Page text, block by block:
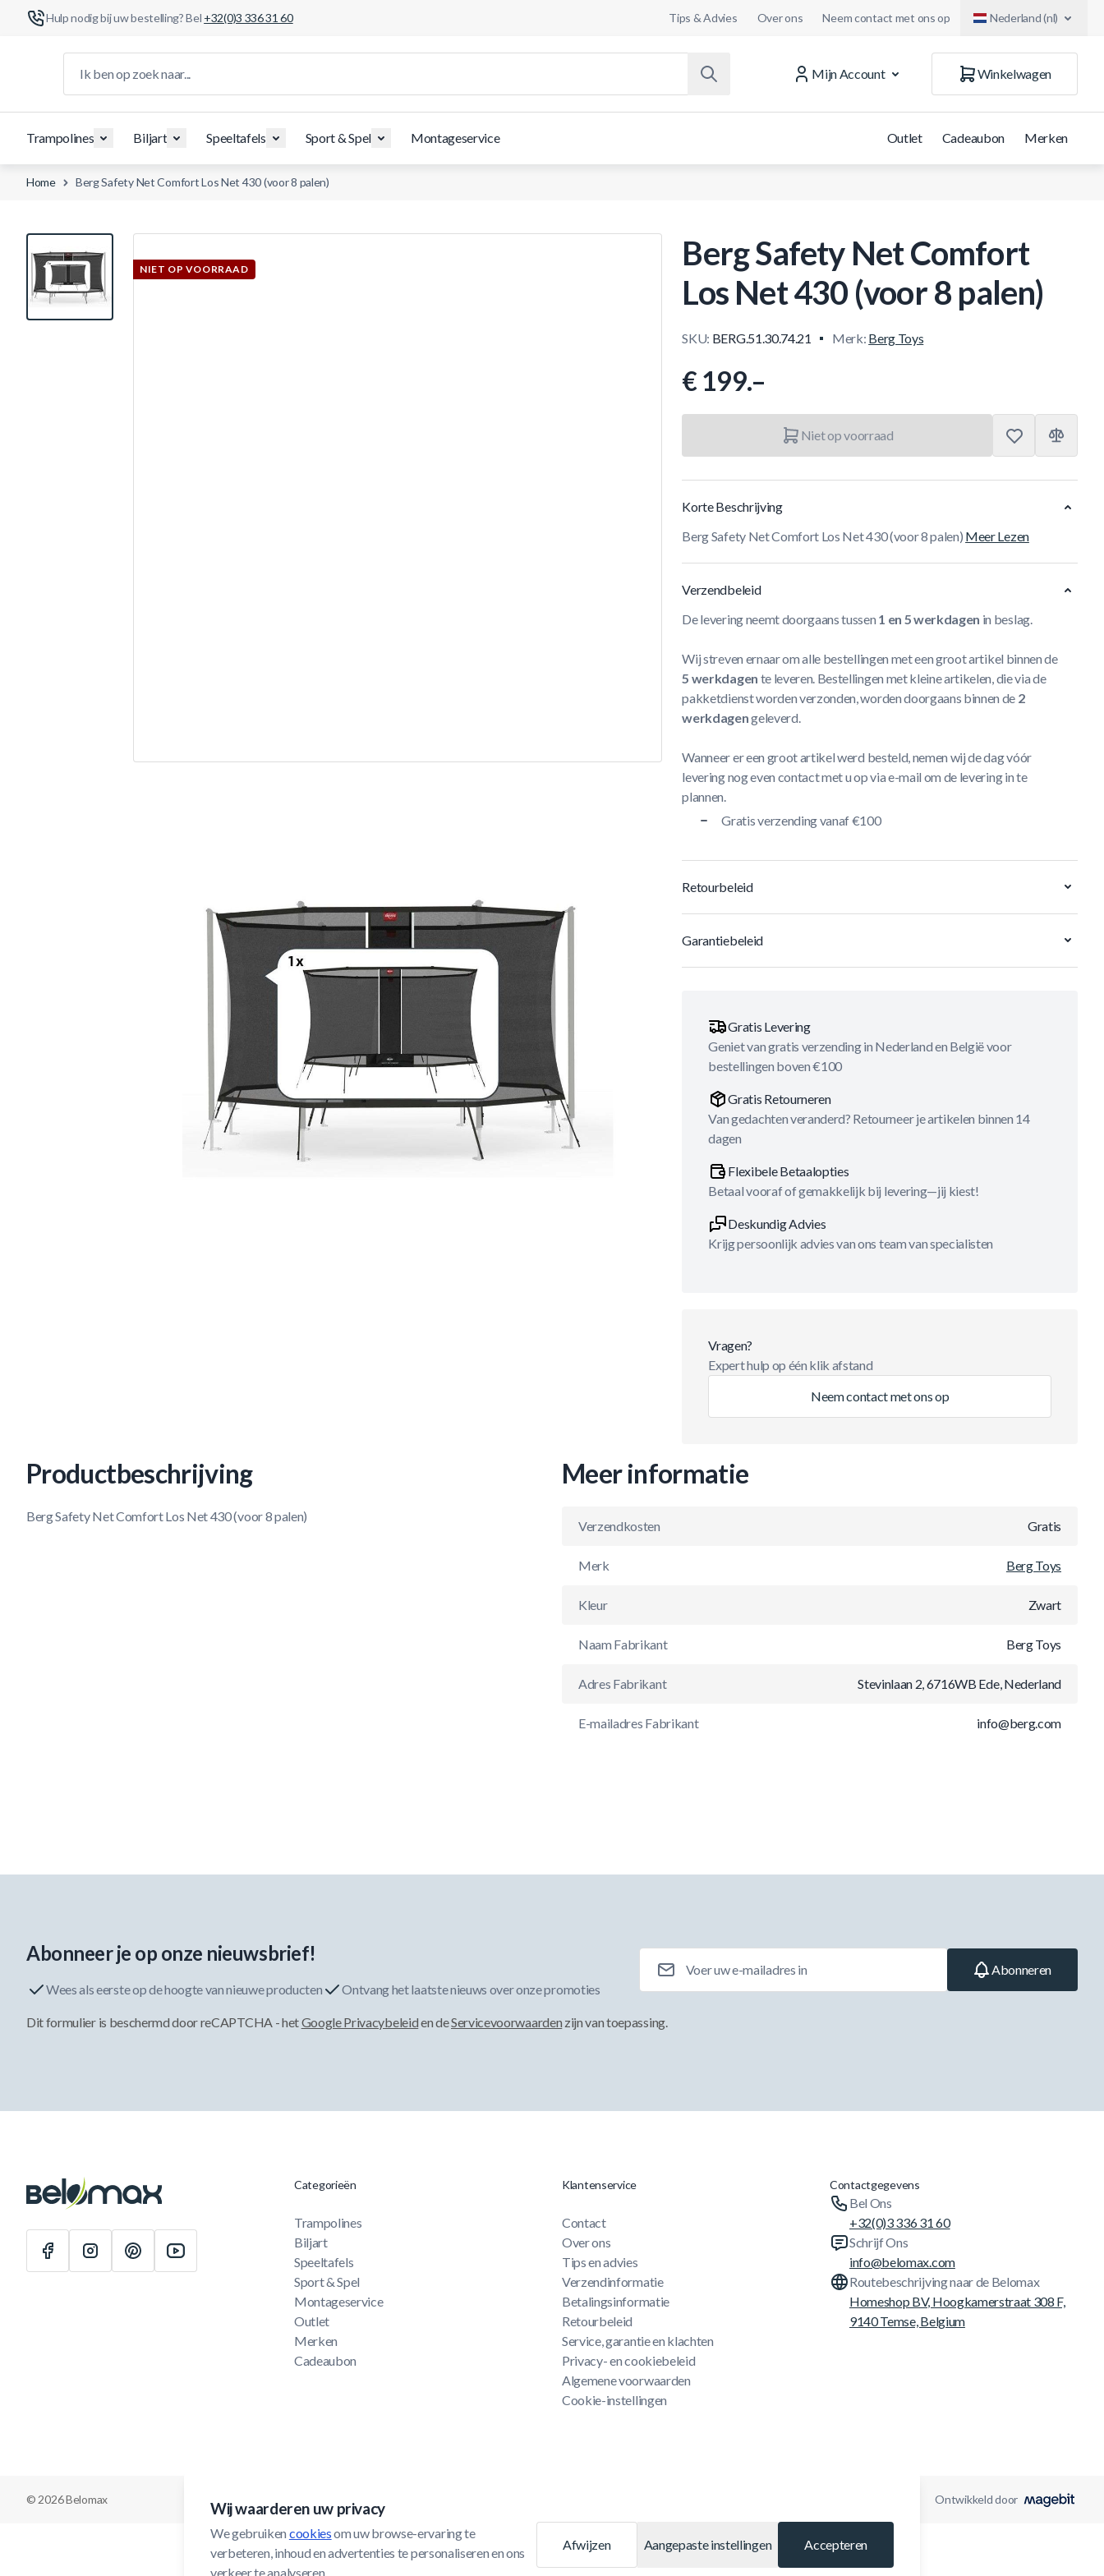
Hulp nodig bij uw bestelling? Bel +32(0)3 336 31 60 Tips & Advies Over ons Neem contact met ons op Nederland (nl)
Mijn Account
Winkelwagen
Trampolines Biljart Speeltafels Sport & Spel Montageservice Outlet Cadeaubon Merken
Home Berg Safety Net Comfort Los Net 430 (voor 8 palen)
NIET OP VOORRAAD
View larger image
Berg Safety Net Comfort
Los Net 430 (voor 8 palen)
SKU: BERG.51.30.74.21 Merk: Berg Toys
€ 199.–
Niet op voorraad
Korte Beschrijving
Berg Safety Net Comfort Los Net 430 (voor 8 palen) Meer Lezen
Verzendbeleid
De levering neemt doorgaans tussen 1 en 5 werkdagen in beslag.
Wij streven ernaar om alle bestellingen met een groot artikel binnen de
5 werkdagen te leveren. Bestellingen met kleine artikelen, die via de
pakketdienst worden verzonden, worden doorgaans binnen de 2
werkdagengeleverd.
Wanneer er een groot artikel werd besteld, nemen wij de dag vóór
levering nog even contact met u op via e-mail om de levering in te
plannen.
Gratis verzending vanaf €100
Retourbeleid
Garantiebeleid
Gratis Levering
Geniet van gratis verzending in Nederland en België voor
bestellingen boven €100
Gratis Retourneren
Van gedachten veranderd? Retourneer je artikelen binnen 14
dagen
Flexibele Betaalopties
Betaal vooraf of gemakkelijk bij levering—jij kiest!
Deskundig Advies
Krijg persoonlijk advies van ons team van specialisten
Vragen?
Expert hulp op één klik afstand
Neem contact met ons op
Productbeschrijving
Berg Safety Net Comfort Los Net 430 (voor 8 palen)
Meer informatie
Verzendkosten Gratis
Merk Berg Toys
Kleur Zwart
Naam Fabrikant Berg Toys
Adres Fabrikant Stevinlaan 2, 6716WB Ede, Nederland
E-mailadres Fabrikant info@berg.com
Wij waarderen uw privacy
We gebruiken cookies om uw browse-ervaring te
verbeteren, inhoud en advertenties te personaliseren en ons
verkeer te analyseren.
Afwijzen Aangepaste instellingen Accepteren
Abonneer je op onze nieuwsbrief!
Wees als eerste op de hoogte van nieuwe producten Ontvang het laatste nieuws over onze promoties
Abonneren
Dit formulier is beschermd door reCAPTCHA - hetGoogle Privacybeleiden deServicevoorwaarden zijn van toepassing.
Categorieën
Trampolines
Biljart
Speeltafels
Sport & Spel
Montageservice
Outlet
Merken
Cadeaubon
Klantenservice
Contact
Over ons
Tips en advies
Verzendinformatie
Betalingsinformatie
Retourbeleid
Service, garantie en klachten
Privacy- en cookiebeleid
Algemene voorwaarden
Cookie-instellingen
Contactgegevens
Bel Ons
+32(0)3 336 31 60
Schrijf Ons
info@belomax.com
Routebeschrijving naar de Belomax
Homeshop BV, Hoogkamerstraat 308 F,
9140 Temse, Belgium
© 2026 Belomax Ontwikkeld door